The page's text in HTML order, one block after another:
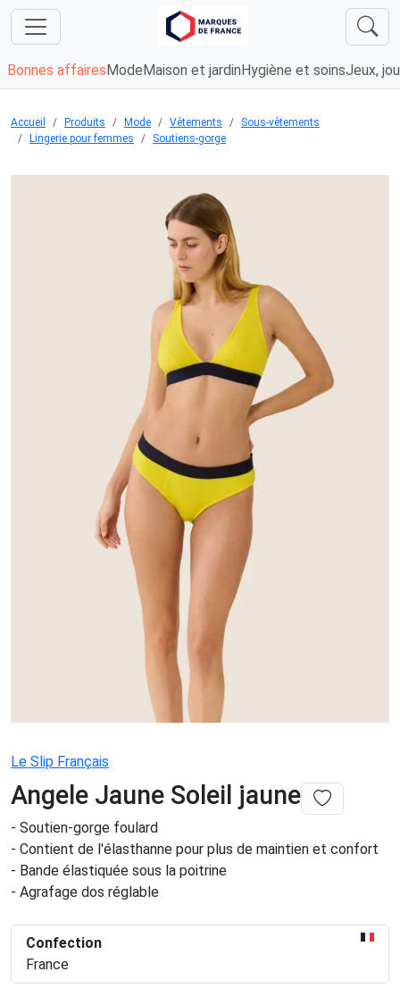
Bonnes affaires Mode Maison et jardin Hygiène et soinsJeux,
Accueil Produits Mode Vêtements
Sous-vêtements
Lingerie pour femmes
Soutiens-gorge
Le Slip Français
Angele Jaune Soleil jaune
- Soutien-gorge foulard
- Contient de l'élasthanne pour plus de maintien et confort
- Bande élastiquée sous la poitrine
- Agrafage dos réglable
Confection
France